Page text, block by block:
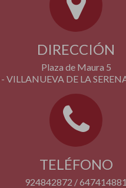
DIRECCIÓN
Plaza de Maura 5
VILLANUEVA DE LA
TELÉFONO
924842872 / 647414881